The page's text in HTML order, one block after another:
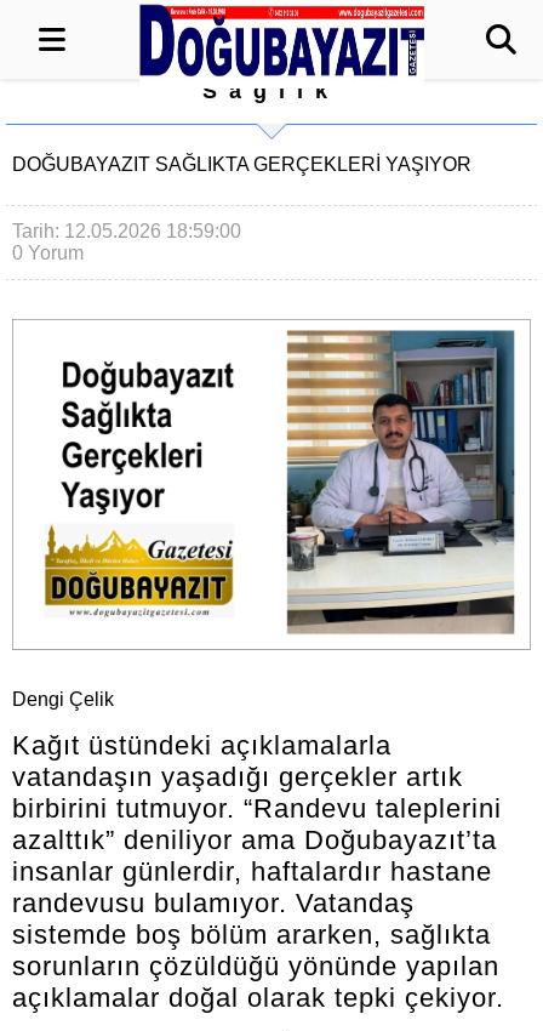
Sağlık
DOĞUBAYAZIT SAĞLIKTA GERÇEKLERI YAŞIYOR
Tarih: 12.05.2026 18:59:00
0 Yorum
Dengi Çelik
Kağıt üstündeki açıklamalarla
vatandaşın yaşadığı gerçekler artık
birbirini tutmuyor. “Randevu taleplerini
azalttık” deniliyor ama Doğubayazıt’ta
insanlar günlerdir, haftalardır hastane
randevusu bulamıyor. Vatandaş
sistemde boş bölüm ararken, sağlıkta
sorunların çözüldüğü yönünde yapılan
açıklamalar doğal olarak tepki çekiyor.